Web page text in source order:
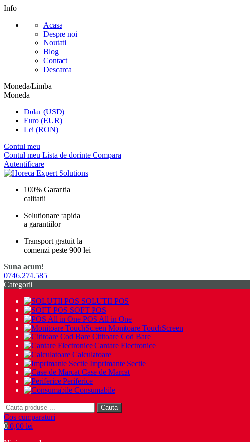
Info
Acasa
Despre noi
Noutati
Blog
Contact
Descarca
Moneda/Limba
Moneda
Dolar (USD)
Euro (EUR)
Lei (RON)
Contul meu
Contul meu Lista de dorinte Compara
Autentificare
100% Garantia
calitatii
Solutionare rapida
a garantiilor
Transport gratuit la
comenzi peste 900 lei
Suna acum!
0746.274.585
Categorii
SOLUTII POS
SOFT POS
POS All in One
Monitoare TouchScreen
Cititoare Cod Bare
Cantare Electronice
Calculatoare
Imprimante Sectie
Case de Marcat
Periferice
Consumabile
Cauta
Cos cumparaturi
0 0,00 lei